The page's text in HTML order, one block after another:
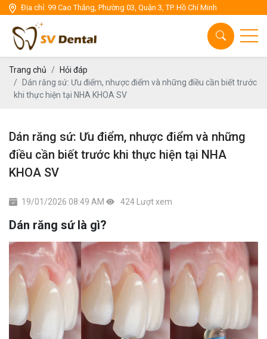
Địa chỉ: 99 Cao Thắng, Phường 03, Quận 3, TP. Hồ Chí Minh
Chăm sóc răng miệng
Thẩm mỹ răng sứ
Cấy ghép Implant
Thẩm mỹ niền răng
Trang chủ
Hỏi đáp
Dán răng sứ: Ưu điểm, nhược điểm và những điều cần biết trước
khi thực hiện tại NHA KHOA SV
Dán răng sứ: Ưu điểm, nhược điểm và những
điều cần biết trước khi thực hiện tại NHA
KHOA SV
19/01/2026 08:49 AM 424 Lượt xem
Dán răng sứ là gì?